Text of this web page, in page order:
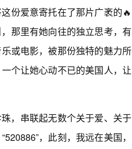
份爱意寄托在了那片广袤的🔥
那里有她向往的独立思考，有
或电影，被那份独特的魅力所
个让她心动不已的美国人，让
，串联起无数个关于爱、关于
，此刻，我远在美国，